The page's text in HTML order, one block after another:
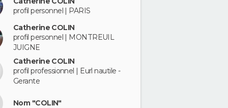
profil personnel | PARIS
Catherine COLIN
profil personnel | MONTREUIL
JUIGNE
Catherine COLIN
profil professionnel | Eurl nautile -
Gerante
Nom "COLIN"